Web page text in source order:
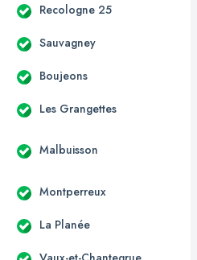
Recologne 25
Sauvagney
Boujeons
Les Grangettes
Malbuisson
Montperreux
La Planée